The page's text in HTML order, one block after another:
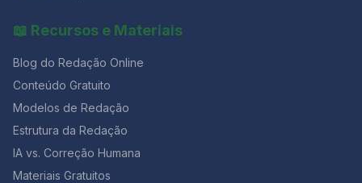
📖 Recursos e Materiais
Blog do Redação Online
Conteúdo Gratuito
Modelos de Redação
Estrutura da Redação
IA vs. Correção Humana
Materiais Gratuitos